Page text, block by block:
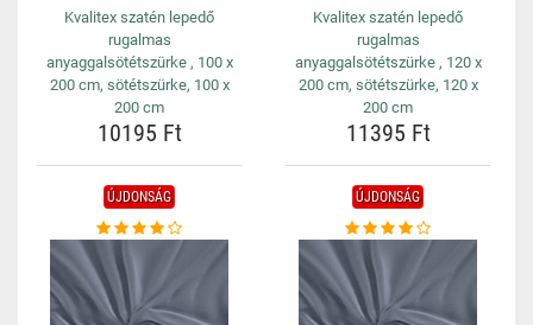
Kvalitex szatén lepedő
rugalmas
anyaggalsötétszürke , 100 x
200 cm, sötétszürke, 100 x
200 cm
10195 Ft
Kvalitex szatén lepedő
rugalmas
anyaggalsötétszürke , 120 x
200 cm, sötétszürke, 120 x
200 cm
11395 Ft
ÚJDONSÁG ÚJDONSÁG